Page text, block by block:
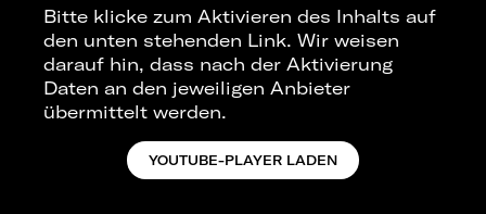
Bitte klicke zum Aktivieren des Inhalts auf
den unten stehenden Link. Wir weisen
darauf hin, dass nach der Aktivierung
Daten an den jeweiligen Anbieter
übermittelt werden.
YOUTUBE-PLAYER LADEN